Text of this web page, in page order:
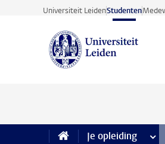
Ga direct naar de inhoud
Universiteit LeidenStudenten
Je opleiding